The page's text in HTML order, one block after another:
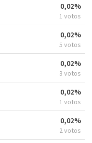
0,02%
1 votos
0,02%
5 votos
0,02%
3 votos
0,02%
1 votos
0,02%
2 votos